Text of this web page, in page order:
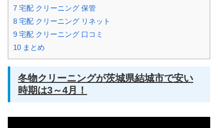
7 宅配 クリーニング 保管
8 宅配 クリーニング リネット
9 宅配 クリーニング 口コミ
10 まとめ
冬物クリーニングが茨城県結城市で安い
時期は3～4月！